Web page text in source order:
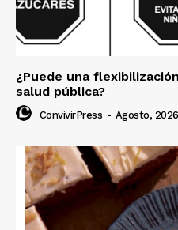
¿Puede una
salud pública?
ConvivirPress - Agosto, 2026